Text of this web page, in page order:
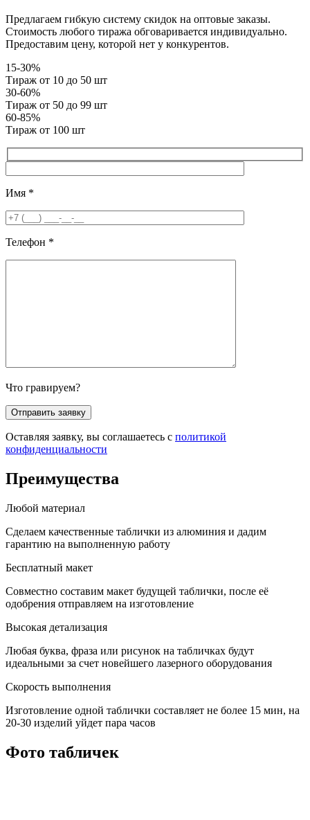
Предлагаем гибкую систему скидок на оптовые заказы.
Стоимость любого тиража обговаривается индивидуально.
Предоставим цену, которой нет у конкурентов.
15-30%
Тираж от 10 до 50 шт
30-60%
Тираж от 50 до 99 шт
60-85%
Тираж от 100 шт
Имя *
Телефон *
Что гравируем?
Оставляя заявку, вы соглашаетесь с политикой
конфиденциальности
Преимущества
Любой материал
Сделаем качественные таблички из алюминия и дадим
гарантию на выполненную работу
Бесплатный макет
Совместно составим макет будущей таблички, после её
одобрения отправляем на изготовление
Высокая детализация
Любая буква, фраза или рисунок на табличках будут
идеальными за счет новейшего лазерного оборудования
Скорость выполнения
Изготовление одной таблички составляет не более 15 мин, на
20-30 изделий уйдет пара часов
Фото табличек